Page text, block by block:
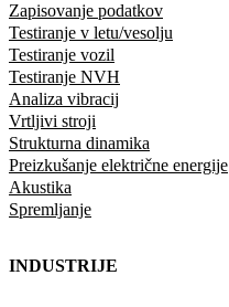
Zapisovanje podatkov
Testiranje v letu/vesolju
Testiranje vozil
Testiranje NVH
Analiza vibracij
Vrtljivi stroji
Strukturna dinamika
Preizkušanje električne energije
Akustika
Spremljanje
INDUSTRIJE